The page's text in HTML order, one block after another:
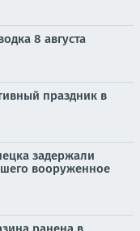
8 августа
праздник в
задержали
вооруженное